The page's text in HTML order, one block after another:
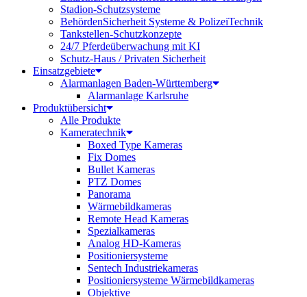
Stadion-Schutzsysteme
BehördenSicherheit Systeme & PolizeiTechnik
Tankstellen-Schutzkonzepte​
24/7 Pferdeüberwachung mit KI
Schutz-Haus / Privaten Sicherheit
Einsatzgebiete
Alarmanlagen Baden-Württemberg
Alarmanlage Karlsruhe
Produktübersicht
Alle Produkte
Kameratechnik
Boxed Type Kameras
Fix Domes
Bullet Kameras
PTZ Domes
Panorama
Wärmebildkameras
Remote Head Kameras
Spezialkameras
Analog HD-Kameras
Positioniersysteme
Sentech Industriekameras
Positioniersysteme Wärmebildkameras
Objektive